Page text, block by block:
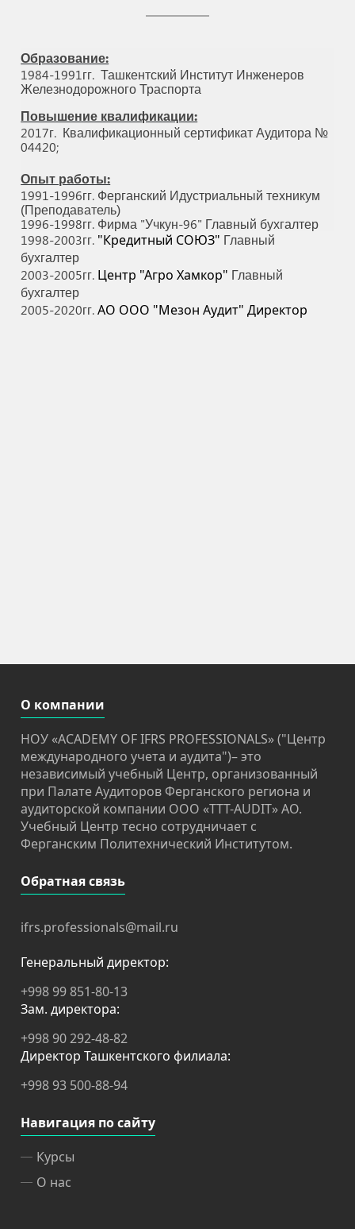
Образование:
1984-1991гг. Ташкентский Институт Инженеров
Железнодорожного Траспорта
Повышение квалификации:
2017г. Квалификационный сертификат Аудитора №
04420;
Опыт работы:
1991-1996гг. Ферганский Идустриальный техникум
(Преподаватель)
1996-1998гг. Фирма "Учкун-96" Главный бухгалтер
1998-2003гг. "Кредитный СОЮЗ" Главный
бухгалтер
2003-2005гг. Центр "Агро Хамкор" Главный
бухгалтер
2005-2020гг.АО ООО "Мезон Аудит" Директор
О компании
НОУ «ACADEMY OF IFRS PROFESSIONALS» ("Центр
международного учета и аудита")– это
независимый учебный Центр, организованный
при Палате Аудиторов Ферганского региона и
аудиторской компании OOO «TTT-AUDIT» АО.
Учебный Центр тесно сотрудничает с
Ферганским Политехнический Институтом.
Обратная связь
ifrs.professionals@mail.ru
Генеральный директор:
+998 99 851-80-13
Зам. директора:
+998 90 292-48-82
Директор Ташкентского филиала:
+998 93 500-88-94
Навигация по сайту
Курсы
О нас